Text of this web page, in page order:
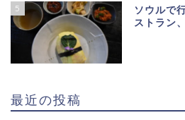
5
ソウルで
ストラン
最近の投稿